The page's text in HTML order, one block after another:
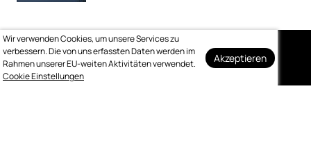
Auf dem Laufenden
Wir verwenden Cookies, um unsere Services zu
verbessern. Die von uns erfassten Daten werden im
Rahmen unserer EU-weiten Aktivitäten verwendet.
Cookie Einstellungen
Akzeptieren